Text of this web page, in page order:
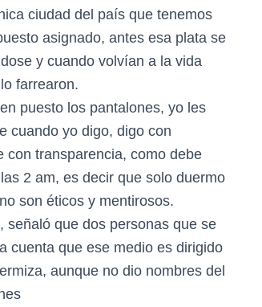
ciudad del país que tenemos
asignado, antes esa plata se
y cuando volvían a la vida
farrearon.
puesto los pantalones, yo les
cuando yo digo, digo con
con transparencia, como debe
2 am, es decir que solo duermo
son éticos y mentirosos.
señaló que dos personas que se
cuenta que ese medio es dirigido
aunque no dio nombres del